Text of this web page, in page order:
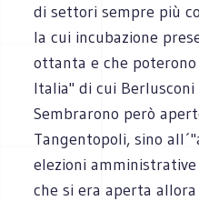
di settori sempre più
la cui incubazione
ottanta e che
Italia" di cui
Sembrarono però
Tangentopoli, sino
elezioni
che si era aperta